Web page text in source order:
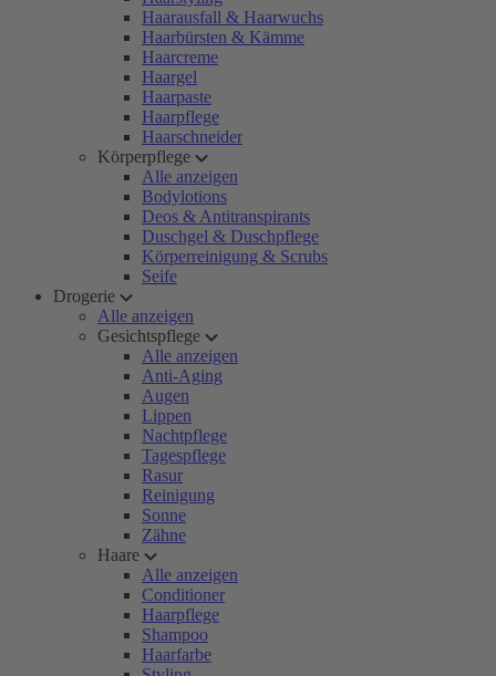
Haarausfall & Haarwuchs
Haarbürsten & Kämme
Haarcreme
Haargel
Haarpaste
Haarpflege
Haarschneider
Körperpflege
Alle anzeigen
Bodylotions
Deos & Antitranspirants
Duschgel & Duschpflege
Körperreinigung & Scrubs
Seife
Drogerie
Alle anzeigen
Gesichtspflege
Alle anzeigen
Anti-Aging
Augen
Lippen
Nachtpflege
Tagespflege
Rasur
Reinigung
Sonne
Zähne
Haare
Alle anzeigen
Conditioner
Haarpflege
Shampoo
Haarfarbe